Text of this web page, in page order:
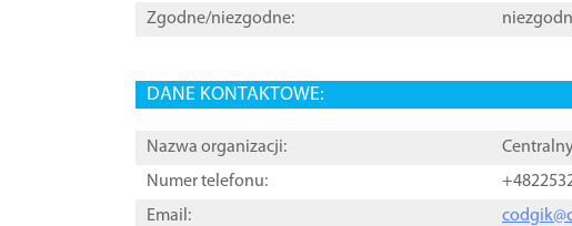
Zgodne/niezgodne:
DANE KONTAKTOWE:
Nazwa organizacji:
Numer telefonu:
Email: